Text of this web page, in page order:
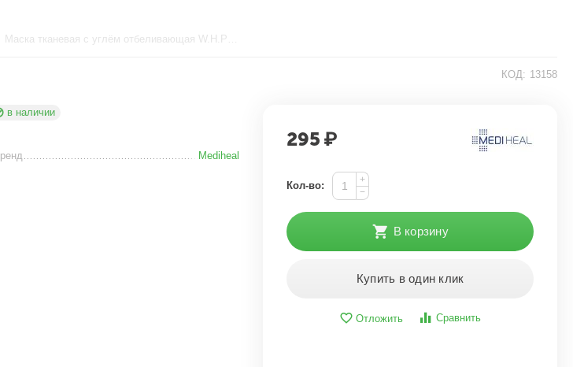
Маска тканевая с углём отбеливающая W.H.P White Hydrating Charcoal-mineral Mask 35 гр. Mediheal
КОД: 13158
в наличии
Mediheal
295 ₽
Кол-во:
+
−
В корзину
Купить в один клик
Отложить Сравнить